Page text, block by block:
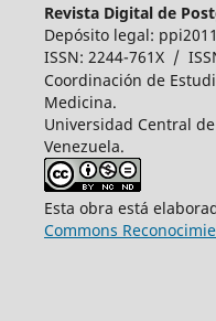
Revista Digital de
Depósito legal:
ISSN: 2244-761X /
Coordinación de
Medicina.
Universidad Central
Venezuela.
Esta obra está
Commons